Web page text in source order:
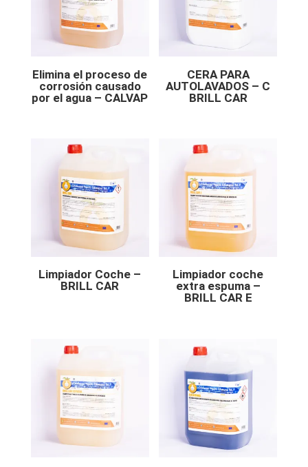
Elimina el proceso de
corrosión causado
por el agua – CALVAP
CERA PARA
AUTOLAVADOS – C
BRILL CAR
Limpiador Coche –
BRILL CAR
Limpiador coche
extra espuma –
BRILL CAR E